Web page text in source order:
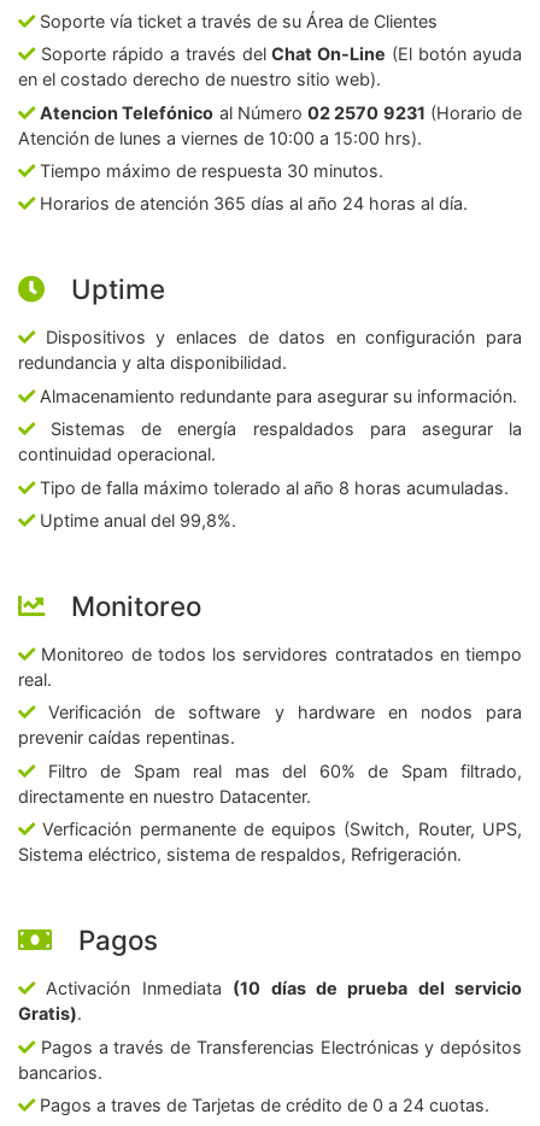
Soporte vía ticket a través de su Área de Clientes
Soporte rápido a través delChat On-Line (El botón ayuda
en el costado derecho de nuestro sitio web).
Atencion Telefónico al Número02 2570 9231 (Horario de
Atención de lunes a viernes de 10:00 a 15:00 hrs).
Tiempo máximo de respuesta 30 minutos.
Horarios de atención 365 días al año 24 horas al día.
Uptime
Dispositivos y enlaces de datos en configuración para
redundancia y alta disponibilidad.
Almacenamiento redundante para asegurar su información.
Sistemas de energía respaldados para asegurar la
continuidad operacional.
Tipo de falla máximo tolerado al año 8 horas acumuladas.
Uptime anual del 99,8%.
Monitoreo
Monitoreo de todos los servidores contratados en tiempo
real.
Verificación de software y hardware en nodos para
prevenir caídas repentinas.
Filtro de Spam real mas del 60% de Spam filtrado,
directamente en nuestro Datacenter.
Verficación permanente de equipos (Switch, Router, UPS,
Sistema eléctrico, sistema de respaldos, Refrigeración.
Pagos
Activación Inmediata (10 días de prueba del servicio
Gratis).
Pagos a través de Transferencias Electrónicas y depósitos
bancarios.
Pagos a traves de Tarjetas de crédito de 0 a 24 cuotas.